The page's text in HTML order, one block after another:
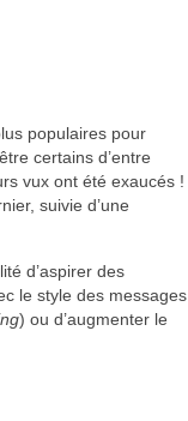
populaires pour
certains d’entre
vux ont été exaucés !
suivie d’une
d’aspirer des
le style des messages
) ou d’augmenter le